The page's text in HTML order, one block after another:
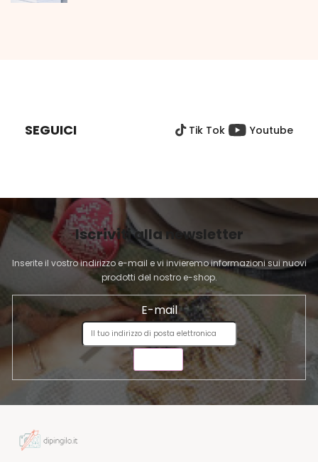
G
N
SEGUICI Tik Tok Youtube
Iscriviti alla newsletter
Inserite il vostro indirizzo e-mail e vi invieremo informazioni sui nuovi
prodotti del nostro e-shop.
E-mail